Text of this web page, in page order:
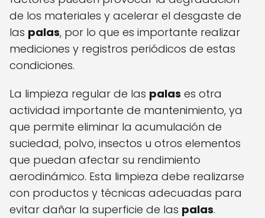
de los materiales y acelerar el desgaste de
las palas, por lo que es importante realizar
mediciones y registros periódicos de estas
condiciones.
La limpieza regular de las palas es otra
actividad importante de mantenimiento, ya
que permite eliminar la acumulación de
suciedad, polvo, insectos u otros elementos
que puedan afectar su rendimiento
aerodinámico. Esta limpieza debe realizarse
con productos y técnicas adecuadas para
evitar dañar la superficie de las palas.